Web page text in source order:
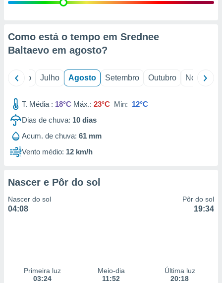
através
estudos
1199
Como está o tempo em Srednee
Baltaevo em agosto?
Junho Julho Agosto Setembro Outubro Novembro
T. Média : 18°C Máx.: 23°C Min: 12°C
Dias de chuva: 10 dias
Acum. de chuva: 61 mm
Vento médio: 12 km/h
Nascer e Pôr do sol
Nascer do sol
04:08
Pôr do sol
19:34
Primeira luz
03:24
Meio-dia
11:52
Última luz
20:18